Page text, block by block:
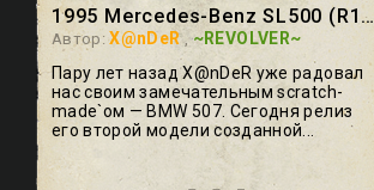
1995 Mercedes-Benz SL500 (R129)
Автор:X@nDeR ,~REVOLVER~
X@nDeR
~REVOLVER~
Пару лет назад X@nDeR уже радовал
нас своим замечательным scratch-
made`ом — BMW 507. Сегодня релиз
его второй модели созданной...